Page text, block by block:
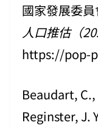
國家發展委
人口推估（
https://pop-
Beaudart,
Reginster, J.